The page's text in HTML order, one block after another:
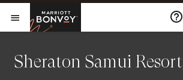
Skip to Content
Menu öffnen
Marriott Bonvoy
Sheraton Samui Resort